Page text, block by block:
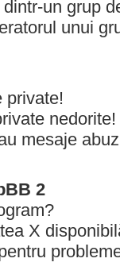
un grup
unui
private!
nedorite!
mesaje
2
X